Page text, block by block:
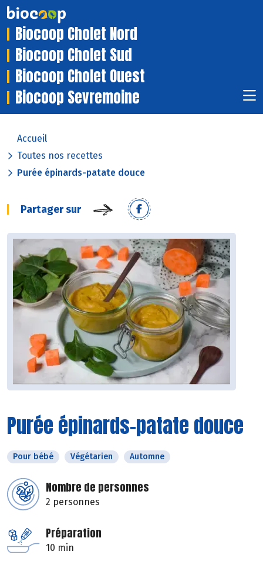
Biocoop Cholet Nord
Biocoop Cholet Sud
Biocoop Cholet Ouest
Biocoop Sevremoine
Accueil
Toutes nos recettes
Purée épinards-patate douce
Partager sur
Purée épinards-patate douce
Pour bébé Végétarien Automne
Nombre de personnes
2 personnes
Préparation
10 min